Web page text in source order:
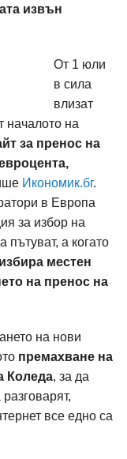
извън
От 1 юли
в сила
влизат
началото на
за пренос на
Икономик.бг.
в Европа
за избор на
пътуват, а когато
местен
на пренос на
на нови
премахване на
Коледа, за да
все едно са